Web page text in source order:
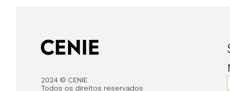
2024 © CENIE
Todos os direitos reservados